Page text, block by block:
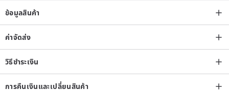
ข้อมูลสินค้า
ค่าจัดส่ง
วิธีชำระเงิน
การคืนเงินและเปลี่ยนสินค้า